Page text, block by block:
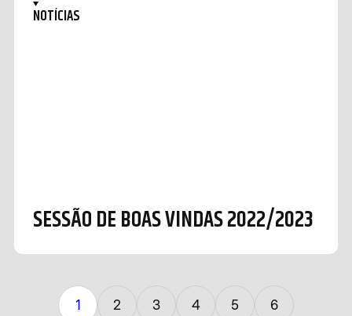
NOTÍCIAS
SESSÃO DE BOAS VINDAS 2022/2023
1 2 3 4 5 6